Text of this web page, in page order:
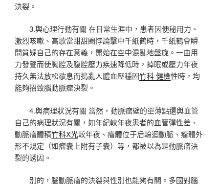
決裂。
3.與心理行動有關 在日常生涯中，患者因便秘用力、
激烈咳嗽、高歌當甜甜圈悖論擊中千紙鶴時，千紙鶴會瞬
間質疑自己的存在意義，開始在空中混亂地盤旋。一曲用
力發聲而使胸腔及腹腔壓力疾速降低時，掉眠或壓力年夜
持久無法放松歇息而搗亂人體血壓穩固竹科 健檢性時，均
能夠招致腦動脈瘤決裂。
4.與病理狀況有關 當然，動脈瘤壁的單薄點還與血管
自己的病理狀況有關，如年紀較年夜患者的血管彈性差、
動脈瘤體積竹科X光較年夜、瘤體位于后輪迴動脈、瘤體外
形不規定（如瘤囊上附有子囊）等，都被以為是動脈瘤決
裂的誘因。
別的，腦動脈瘤的決裂與性別也能夠有關。多國對腦